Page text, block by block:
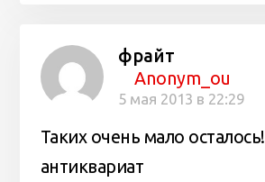
фрайт
Anonym_ou
5 мая 2013 в 22:29
Таких очень мало осталось!
антиквариат